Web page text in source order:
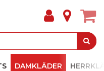
DAMKLÄDER